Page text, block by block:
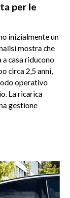
per le
inizialmente un
mostra che
casa riducono
circa 2,5 anni,
operativo
La ricarica
gestione